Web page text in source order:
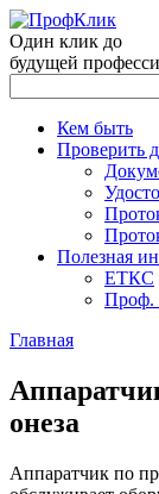
Один клик до
будущей
Кем быть
Проверить
Полезная
ЕТКС
Проф.
Главная
оне­за
Аппаратчик по